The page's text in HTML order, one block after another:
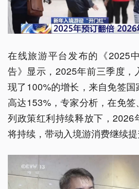
在线旅游平台发布的《2025
告》显示，2025年前三季度，
现了100%的增长，来自免签
高达153%，专家分析，在免
列政策红利持续释放下，2026
将持续，带动入境游消费继续提